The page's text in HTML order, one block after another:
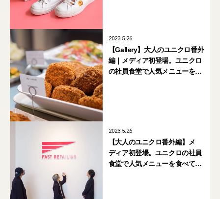
2023.5.26
【Gallery】大人のユニクロ番外
編｜メディア初登場。ユニクロ
の社員食堂で人気メニューを食
2023.5.26
【大人のユニクロ番外編】メ
ディア初登場。ユニクロの社員
食堂で人気メニューを食べてみ